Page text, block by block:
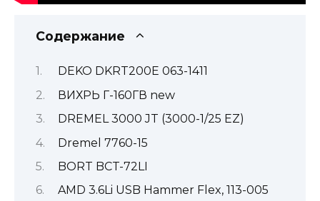
Содержание
DEKO DKRT200E 063-1411
ВИХРЬ Г-160ГВ new
DREMEL 3000 JT (3000-1/25 EZ)
Dremel 7760-15
BORT BCT-72LI
AMD 3.6Li USB Hammer Flex, 113-005